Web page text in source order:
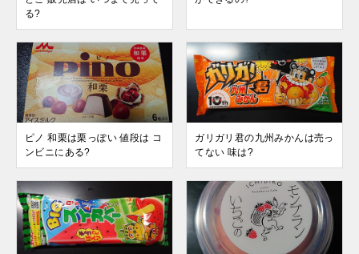
る?
ピノ 和栗は栗っぽい 値段は コ
ンビニにある?
ガリガリ君の九州みかんは売っ
てない 味は?